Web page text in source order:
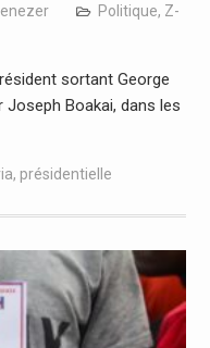
Politique, Z-
sortant George
Boakai, dans les
, présidentielle